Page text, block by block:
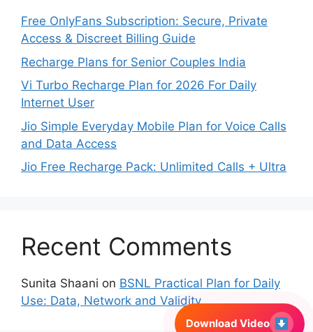
Download Video
Free OnlyFans Subscription: Secure, Private
Access & Discreet Billing Guide
Recharge Plans for Senior Couples India
Vi Turbo Recharge Plan for 2026 For Daily
Internet User
Jio Simple Everyday Mobile Plan for Voice Calls
and Data Access
Jio Free Recharge Pack: Unlimited Calls + Ultra
Recent Comments
Sunita Shaani on BSNL Practical Plan for Daily
Use: Data, Network and Validity